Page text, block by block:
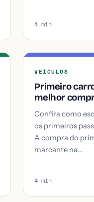
4 min
VEÍCULOS
Primeiro
melhor
Confira como
os primeiros
A compra do
marcante na…
4 min